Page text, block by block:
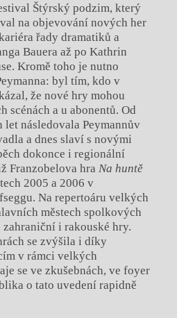
Štýrský podzim, který
na objevování nových her
řady dramatiků a
Bauera až po Kathrin
Kromě toho je nutno
byl tím, kdo v
že nové hry mohou
scénách a u abonentů. Od
let následovala Peymannův
a dnes slaví s novými
dokonce i regionální
Franzobelova hra Na huntě
2005 a 2006 v
Na repertoáru velkých
městech spolkových
i rakouské hry.
se zvýšila i díky
v rámci velkých
se ve zkušebnách, ve foyer
o tato uvedení rapidně